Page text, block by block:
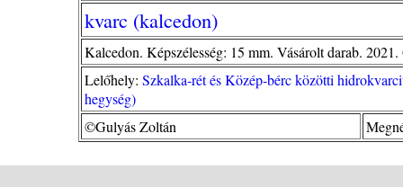
kvarc (kalcedon)
Kalcedon. Képszélesség: 15 mm. Vásárolt darab.
Lelőhely: Szkalka-rét és Közép-bérc közötti
hegység)
©Gulyás Zoltán